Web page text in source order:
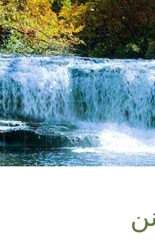
Magyar
Italiano
日本語 (Japanese)
Nederlands
Norsk
Portuguès
Русский (Russian)